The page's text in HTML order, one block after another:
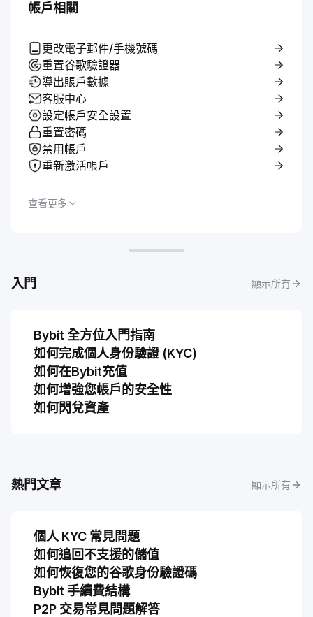
帳戶相關
更改電子郵件/手機號碼
重置谷歌驗證器
導出賬戶數據
客服中心
設定帳戶安全設置
重置密碼
禁用帳戶
重新激活帳戶
查看更多
入門 顯示所有
Bybit 全方位入門指南
如何完成個人身份驗證 (KYC)
如何在Bybit充值
如何增強您帳戶的安全性
如何閃兌資產
熱門文章 顯示所有
個人 KYC 常見問題
如何追回不支援的儲值
如何恢復您的谷歌身份驗證碼
Bybit 手續費結構
P2P 交易常見問題解答